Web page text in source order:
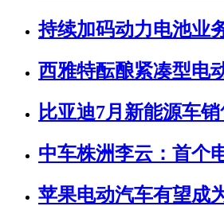
持续加码动力电池业
西雅特酝酿紧凑型电
比亚迪7月新能源车
中车株洲李云：首个
苹果电动汽车有望成